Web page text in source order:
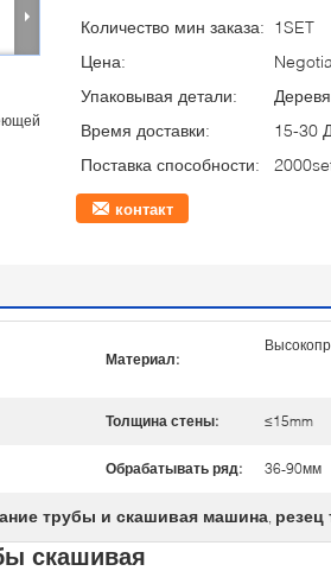
Количество мин заказа: 1SET
Цена:
Упаковывая детали:
Время доставки:
15-30
Поставка способности:
контакт
Материал:
Толщина стены: ≤15mm
Обрабатывать ряд: 36-90мм
трубы и скашивая машина, резец
скашивая